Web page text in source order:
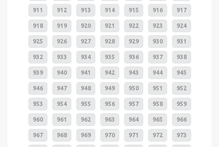
911 912 913 914 915 916 917
918 919 920 921 922 923 924
925 926 927 928 929 930 931
932 933 934 935 936 937 938
939 940 941 942 943 944 945
946 947 948 949 950 951 952
953 954 955 956 957 958 959
960 961 962 963 964 965 966
967 968 969 970 971 972 973